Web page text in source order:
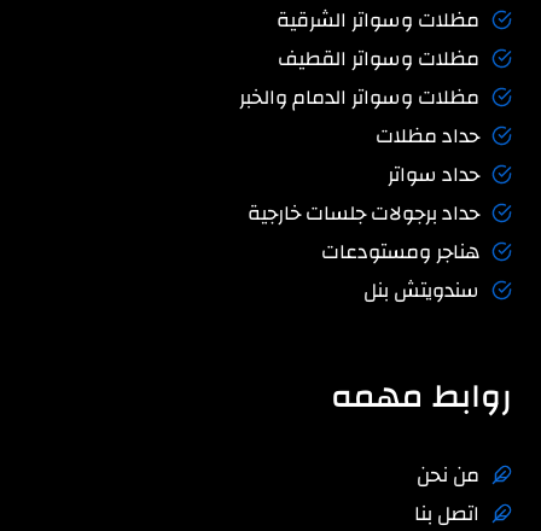
مظلات وسواتر الشرقية
مظلات وسواتر القطيف
مظلات وسواتر الدمام والخبر
حداد مظلات
حداد سواتر
حداد برجولات جلسات خارجية
هناجر ومستودعات
سندويتش بنل
روابط مهمه
من نحن
اتصل بنا